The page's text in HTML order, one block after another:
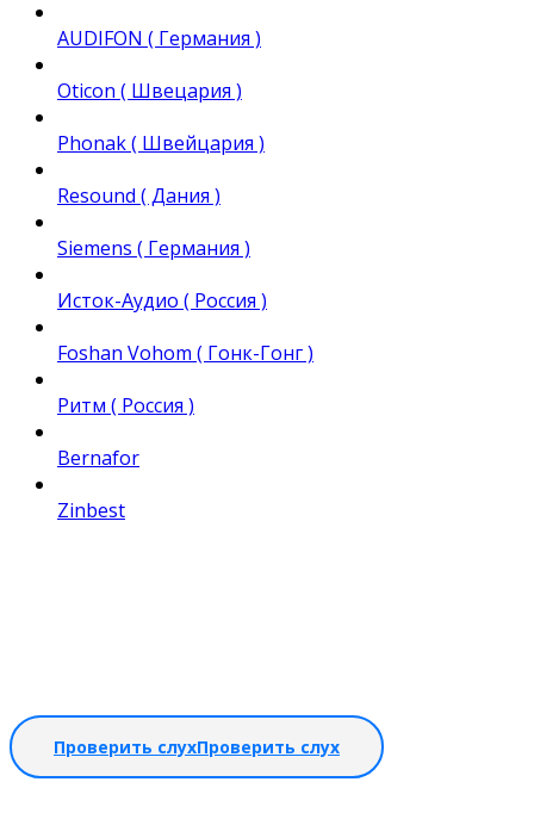
AUDIFON ( Германия )
Oticon ( Швецария )
Phonak ( Швейцария )
Resound ( Дания )
Siemens ( Германия )
Исток-Аудио ( Россия )
Foshan Vohom ( Гонк-Гонг )
Ритм ( Россия )
Bernafor
Zinbest
Проверить слухПроверить слух